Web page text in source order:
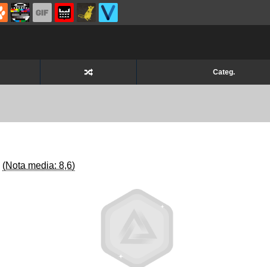
Categ.
(Nota media: 8,6)